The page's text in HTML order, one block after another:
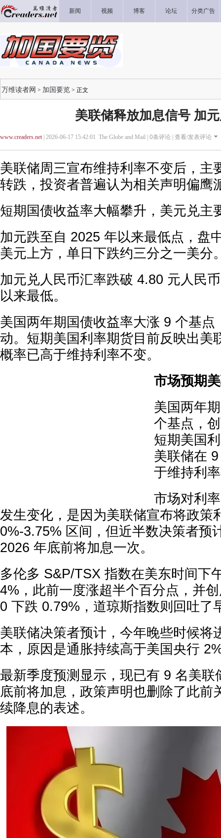
新闻 视频 博客 论坛 分类广告
万维读者网 > 加国要览 > 正文
美联储释放加息信号 加
www.creaders.net| 2026-06-17 15:42:01 The Globe and Mail | 0条评论 | 查看/发表评论
美联储周三宣布维持利率不变后，主
转跌，投资者普遍认为相关声明偏鹰
短期国债收益率大幅攀升，美元兑主
加元跌至自 2025 年以来最低点，盘
美元上方，单日下跌约三分之一美分
加元兑人民币汇率跌破 4.80 元人民
以来最低。
美国两年期国债收益率大涨 9 个基点
动。短期美国利率期货目前反映出美
概率已高于维持利率不变。
市场预期
美国两年
个基点，
短期美国
美联储在
于维持利
市场对利
发生变化，是因为美联储宣布将政策
0%-3.75% 区间，但近半数决策者预
2026 年底前将加息一次。
多伦多 S&P/TSX 指数在美东时间下
4%，此前一度涨超半个百分点，并
0 下跌 0.79%，道琼斯指数则回吐了
美联储决策者预计，今年晚些时候将
本，原因是通胀持续高于美国央行
最新季度预测显示，现已有 9 名美联
底前将加息，政策声明也删除了此前
续降息的表述。